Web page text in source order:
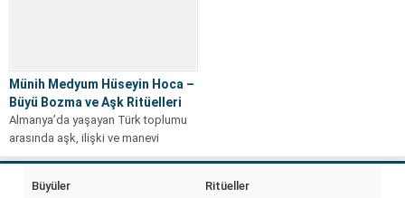
Münih Medyum Hüseyin Hoca –
Büyü Bozma ve Aşk Ritüelleri
Almanya’da yaşayan Türk toplumu
arasında aşk, ilişki ve manevi
konular her zaman önemli bir yer...
Büyüler Ritüeller